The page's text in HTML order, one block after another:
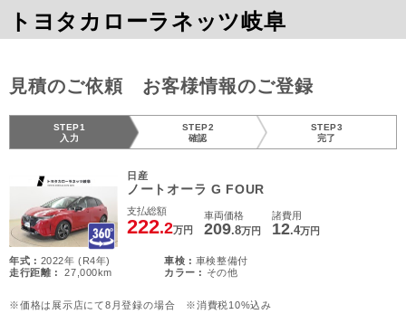
トヨタカローラネッツ岐阜
見積のご依頼 お客様情報のご登録
STEP1
入力
STEP2
確認
STEP3
完了
日産
ノートオーラ G FOUR
支払総額
222.2万円
車両価格
209.8万円
諸費用
12.4万円
年式 : 2022年 (R4年) 車検 : 車検整備付
走行距離 :
27,000km カラー : その他
※価格は展示店にて8月登録の場合 ※消費税10%込み